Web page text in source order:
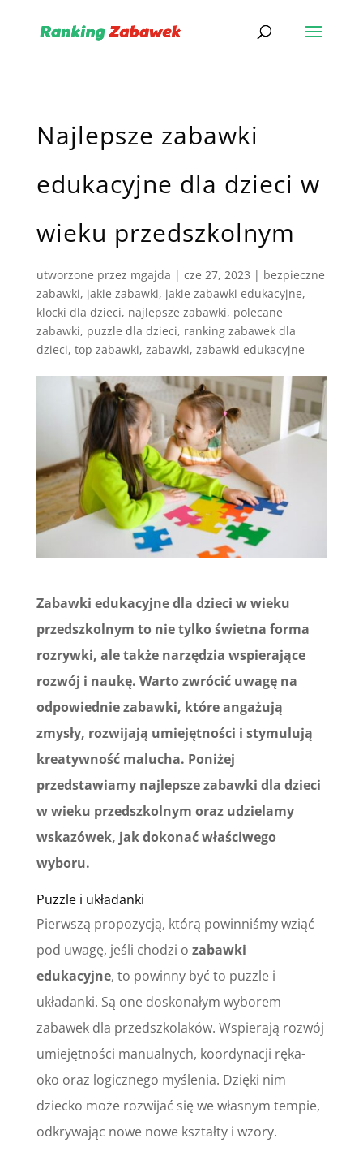
Najlepsze zabawki
edukacyjne dla dzieci w
wieku przedszkolnym
utworzone przez mgajda | cze 27, 2023 | bezpieczne
zabawki, jakie zabawki, jakie zabawki edukacyjne,
klocki dla dzieci, najlepsze zabawki, polecane
zabawki, puzzle dla dzieci, ranking zabawek dla
dzieci, top zabawki, zabawki, zabawki edukacyjne
Zabawki edukacyjne dla dzieci w wieku
przedszkolnym to nie tylko świetna forma
rozrywki, ale także narzędzia wspierające
rozwój i naukę. Warto zwrócić uwagę na
odpowiednie zabawki, które angażują
zmysły, rozwijają umiejętności i stymulują
kreatywność malucha. Poniżej
przedstawiamy najlepsze zabawki dla dzieci
w wieku przedszkolnym oraz udzielamy
wskazówek, jak dokonać właściwego
wyboru.
Puzzle i układanki
Pierwszą propozycją, którą powinniśmy wziąć
pod uwagę, jeśli chodzi o zabawki
edukacyjne, to powinny być to puzzle i
układanki. Są one doskonałym wyborem
zabawek dla przedszkolaków. Wspierają rozwój
umiejętności manualnych, koordynacji ręka-
oko oraz logicznego myślenia. Dzięki nim
dziecko może rozwijać się we własnym tempie,
odkrywając nowe nowe kształty i wzory.